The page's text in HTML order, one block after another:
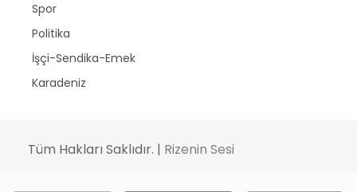
Spor
Politika
İşçi-Sendika-Emek
Karadeniz
Tüm Hakları Saklıdır. | Rizenin Sesi